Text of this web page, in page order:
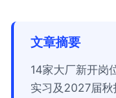
文章摘要
14家大厂新开岗
实习及2027届